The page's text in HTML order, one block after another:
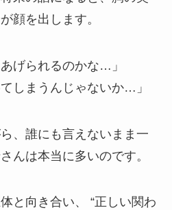
顔を出します。
げられるのかな…」
しまうんじゃないか…」
、誰にも言えないまま一
んは本当に多いのです。
と向き合い、 “正しい関わ